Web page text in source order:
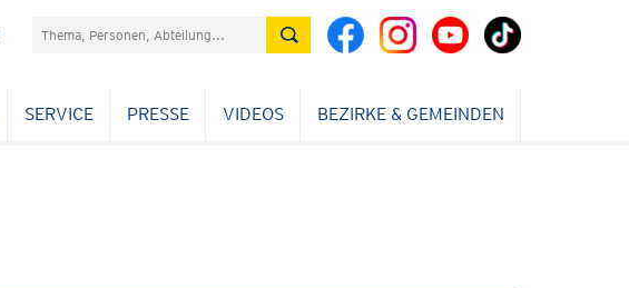
Suchefeld
SERVICE PRESSE VIDEOS BEZIRKE & GEMEINDEN